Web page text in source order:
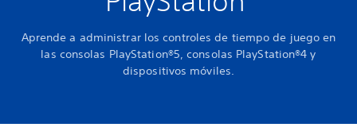
Aprende a administrar los controles de tiempo de juego en
las consolas PlayStation®5, consolas PlayStation®4 y
dispositivos móviles.